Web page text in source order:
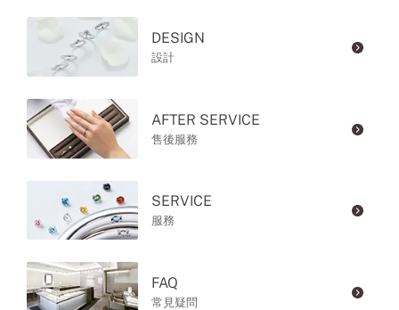
DESIGN
設計
AFTER SERVICE
售後服務
SERVICE
服務
FAQ
常見疑問